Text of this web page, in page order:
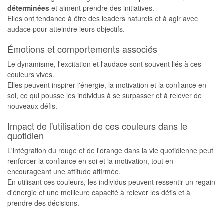
déterminées et aiment prendre des initiatives.
Elles ont tendance à être des leaders naturels et à agir avec
audace pour atteindre leurs objectifs.
Émotions et comportements associés
Le dynamisme, l'excitation et l'audace sont souvent liés à ces
couleurs vives.
Elles peuvent inspirer l'énergie, la motivation et la confiance en
soi, ce qui pousse les individus à se surpasser et à relever de
nouveaux défis.
Impact de l'utilisation de ces couleurs dans le
quotidien
L'intégration du rouge et de l'orange dans la vie quotidienne peut
renforcer la confiance en soi et la motivation, tout en
encourageant une attitude affirmée.
En utilisant ces couleurs, les individus peuvent ressentir un regain
d'énergie et une meilleure capacité à relever les défis et à
prendre des décisions.